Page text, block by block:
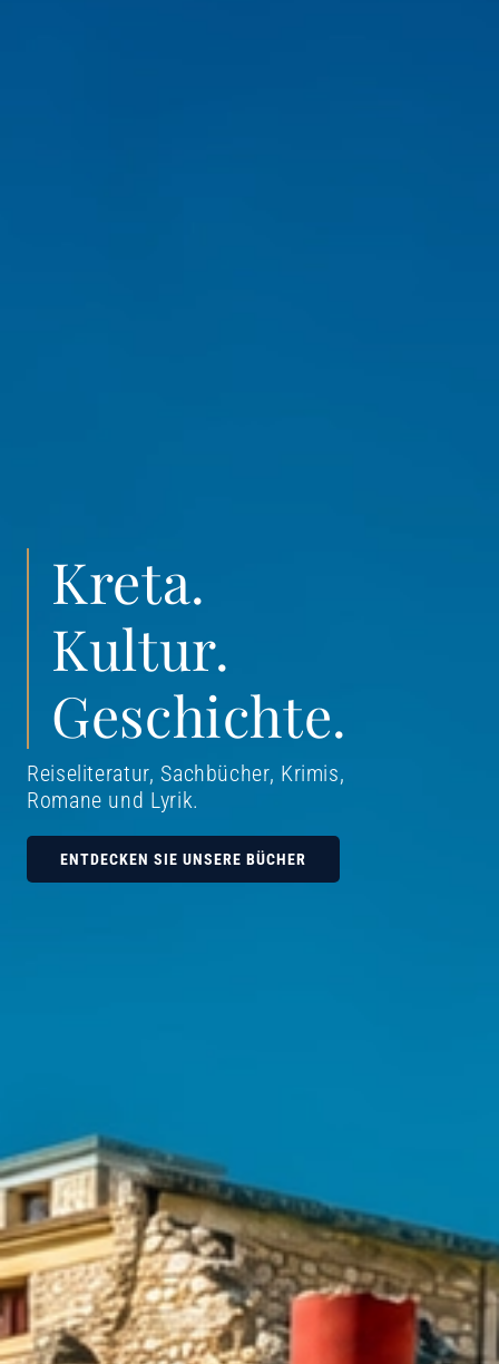
Kreta.
Kultur.
Geschichte.
Reiseliteratur, Sachbücher, Krimis,
Romane und Lyrik.
ENTDECKEN SIE UNSERE BÜCHER